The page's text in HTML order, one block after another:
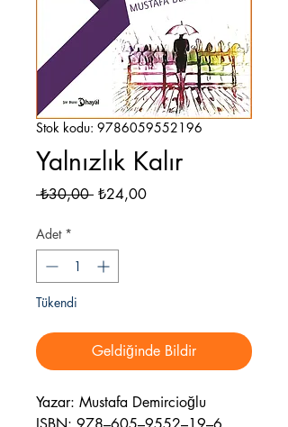
Stok kodu: 9786059552196
Yalnızlık Kalır
₺30,00 Normal
₺24,00İndirimli
Adet *
Tükendi
Geldiğinde Bildir
Yazar: Mustafa Demircioğlu